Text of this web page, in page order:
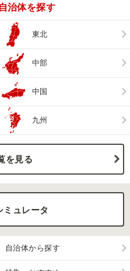
治体を探す
東北
中部
中国
九州
を見る
ミュレータ
自治体から探す